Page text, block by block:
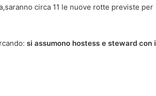
circa 11 le nuove rotte previste per
si assumono hostess e steward con i